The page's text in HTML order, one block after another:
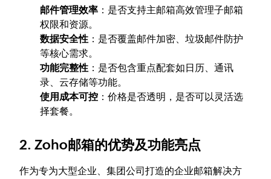
邮件管理效率 ：是否支持主邮箱高效管理子邮箱
权限和资源。
数据安全性 ：是否覆盖邮件加密、垃圾邮件防护
等核心需求。
功能完整性 ：是否包含重点配套如日历、通讯
录、云存储等功能。
使用成本可控 ：价格是否透明，是否可以灵活选
择套餐。
2. Zoho邮箱的优势及功能亮点
作为专为大型企业、集团公司打造的企业邮箱解决方